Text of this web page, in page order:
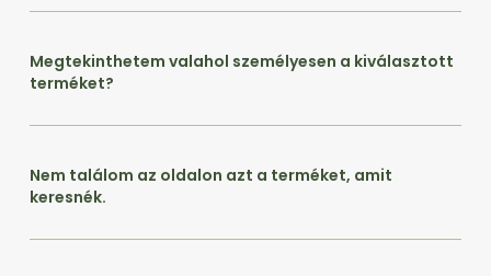
Megtekinthetem valahol személyesen a kiválasztott
terméket?
Nem találom az oldalon azt a terméket, amit
keresnék.